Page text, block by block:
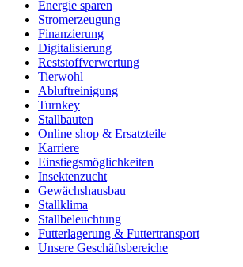
Energie sparen
Stromerzeugung
Finanzierung
Digitalisierung
Reststoffverwertung
Tierwohl
Abluftreinigung
Turnkey
Stallbauten
Online shop & Ersatzteile
Karriere
Einstiegsmöglichkeiten
Insektenzucht
Gewächshausbau
Stallklima
Stallbeleuchtung
Futterlagerung & Futtertransport
Unsere Geschäftsbereiche